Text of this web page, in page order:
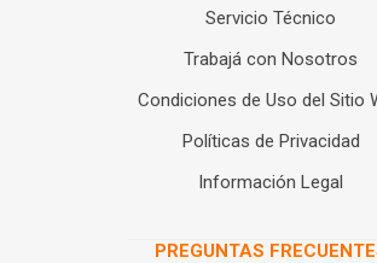
Servicio Técnico
Trabajá con Nosotros
Condiciones de Uso del Sitio
Políticas de Privacidad
Información Legal
PREGUNTAS